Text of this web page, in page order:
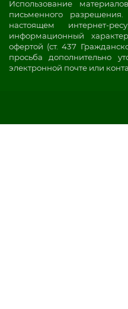
Использование
письменного
настоящем интернет-
информационный
офертой (ст. 437
просьба дополнительно
электронной почте или